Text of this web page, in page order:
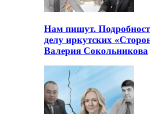
Нам пишут.
делу иркутских
Валерия Сокольникова